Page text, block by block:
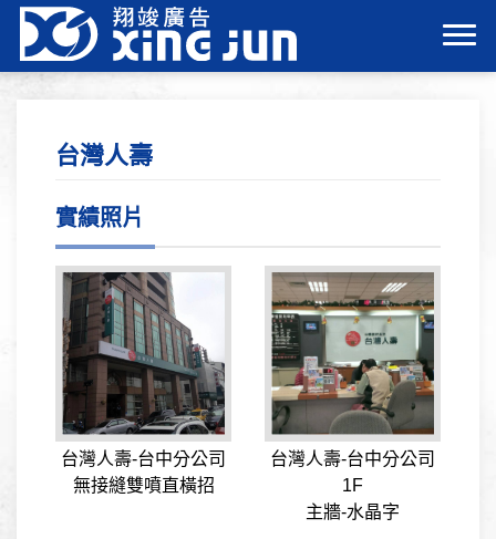
台灣人壽
實績照片
台灣人壽-台中分公司
無接縫雙噴直橫招
台灣人壽-台中分公司
1F
主牆-水晶字